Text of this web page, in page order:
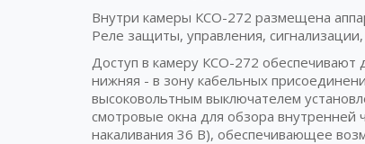
Внутри камеры КСО-272 размещена
Реле защиты, управления,
Доступ в камеру КСО-272 обеспечивают
нижняя - в зону кабельных
высоковольтным выключателем
смотровые окна для обзора внутренней
накаливания 36 В), обеспечивающее